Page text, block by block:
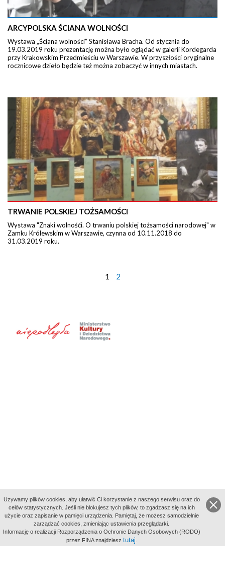
ARCYPOLSKA ŚCIANA WOLNOŚCI
Wystawa „Ściana wolności” Stanisława Bracha. Od stycznia do
19.03.2019 roku prezentację można było oglądać w galerii Kordegarda
przy Krakowskim Przedmieściu w Warszawie. W przyszłości oryginalne
rocznicowe dzieło będzie też można zobaczyć w innych miastach.
TRWANIE POLSKIEJ TOŻSAMOŚCI
Wystawa "Znaki wolnośći. O trwaniu polskiej tożsamości narodowej" w
Zamku Królewskim w Warszawie, czynna od 10.11.2018 do
31.03.2019 roku.
1 2
aktywności
Uzywamy plików cookies, aby ułatwić Ci korzystanie z naszego serwisu oraz do
celów statystycznych. Jeśli nie blokujesz tych plików, to zgadzasz się na ich
użycie oraz zapisanie w pamięci urządzenia. Pamiętaj, że możesz samodzielnie
zarządzać cookies, zmieniając ustawienia przeglądarki.
Informację o realizacji Rozporządzenia o Ochronie Danych Osobowych (RODO)
przez FINA znajdziesz tutaj